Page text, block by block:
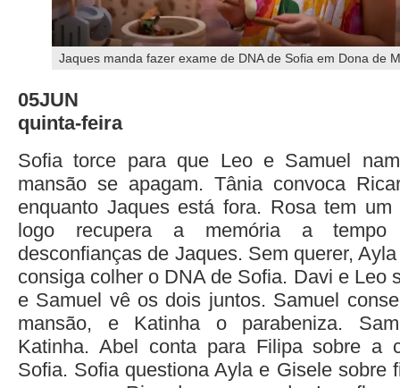
Jaques manda fazer exame de DNA de Sofia em Dona de
05JUN
quinta-feira
Sofia torce para que Leo e Samuel
mansão se apagam. Tânia convoca
enquanto Jaques está fora. Rosa tem um
logo recupera a memória a
desconfianças de Jaques. Sem querer,
consiga colher o DNA de Sofia. Davi e Leo
e Samuel vê os dois juntos. Samuel
mansão, e Katinha o parabeniza.
Katinha. Abel conta para Filipa sobre a
Sofia. Sofia questiona Ayla e Gisele sobre